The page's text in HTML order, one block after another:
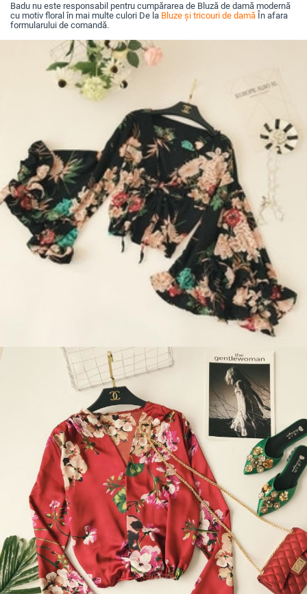
Badu nu este responsabil pentru cumpărarea de Bluză de damă modernă
cu motiv floral în mai multe culori De la Bluze și tricouri de damă În afara
formularului de comandă.